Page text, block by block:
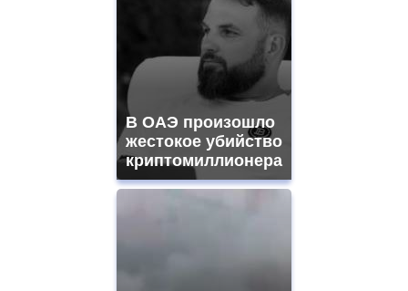
В ОАЭ произошло
жестокое убийство
криптомиллионера